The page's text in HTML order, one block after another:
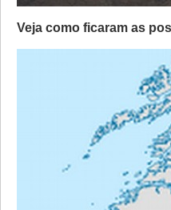
Veja como ficaram as